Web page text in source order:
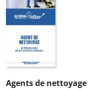
Agents de nettoyage